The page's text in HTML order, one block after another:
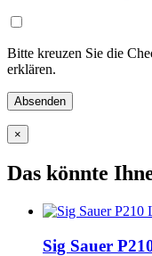
Bitte kreuzen Sie die
erklären.
×
Das könnte
Sig Sauer